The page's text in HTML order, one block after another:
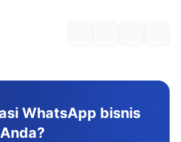
WhatsApp bisnis
Anda?